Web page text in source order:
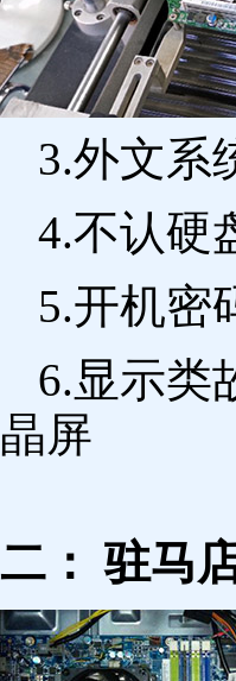
3.外文系
4.不认硬
5.开机密
6.显示类
晶屏
二： 驻马